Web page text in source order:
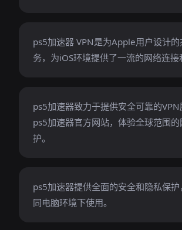
ps5加速器 VPN是为Apple用户设计的
务，为iOS环境提供了一流的网络连接
ps5加速器致力于提供安全可靠的
ps5加速器官方网站，体验全球范围
护。
ps5加速器提供全面的安全和隐私保
同电脑环境下使用。